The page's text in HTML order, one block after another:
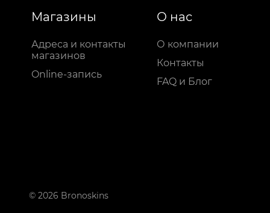
Магазины
Адреса и контакты
магазинов
Online-запись
О нас
О компании
Контакты
FAQ и Блог
© 2026 Bronoskins